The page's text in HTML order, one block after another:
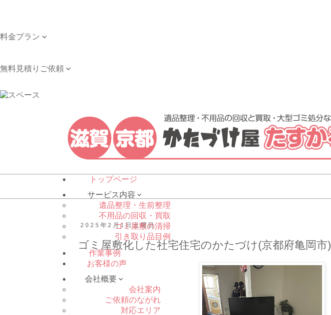
料金プラン 
無料見積りご依頼 
トップページ
サービス内容 
遺品整理・生前整理
不用品の回収・買取
ゴミ屋敷の清掃
引き取り品目例
作業事例
お客様の声
会社概要 
会社案内
ご依頼のながれ
対応エリア
2025年2月1日土曜日
ゴミ屋敷化した社宅住宅のかたづけ(京都府亀岡市)